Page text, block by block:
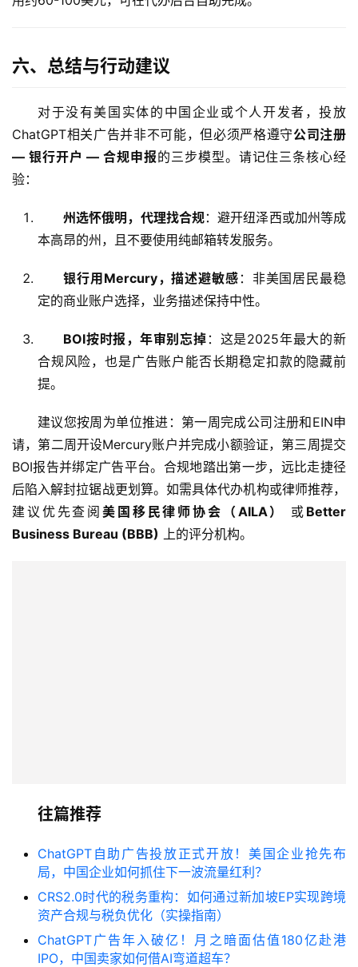
六、总结与行动建议
对于没有美国实体的中国企业或个人开发者，投放
ChatGPT相关广告并非不可能，但必须严格遵守公司注册
— 银行开户 — 合规申报的三步模型。请记住三条核心经
验：
州选怀俄明，代理找合规：避开纽泽西或加州等成
本高昂的州，且不要使用纯邮箱转发服务。
银行用Mercury，描述避敏感 ：非美国居民最稳
定的商业账户选择，业务描述保持中性。
BOI按时报，年审别忘掉 ：这是2025年最大的新
合规风险，也是广告账户能否长期稳定扣款的隐藏前
提。
建议您按周为单位推进：第一周完成公司注册和EIN申
请，第二周开设Mercury账户并完成小额验证，第三周提交
BOI报告并绑定广告平台。合规地踏出第一步，远比走捷径
后陷入解封拉锯战更划算。如需具体代办机构或律师推荐，
建议优先查阅美国移民律师协会（AILA） 或 Better
Business Bureau (BBB) 上的评分机构。
往篇推荐
ChatGPT自助广告投放正式开放！美国企业抢先布
局，中国企业如何抓住下一波流量红利？
CRS2.0时代的税务重构：如何通过新加坡EP实现跨境
资产合规与税负优化（实操指南）
ChatGPT广告年入破亿！月之暗面估值180亿赴港
IPO，中国卖家如何借AI弯道超车？